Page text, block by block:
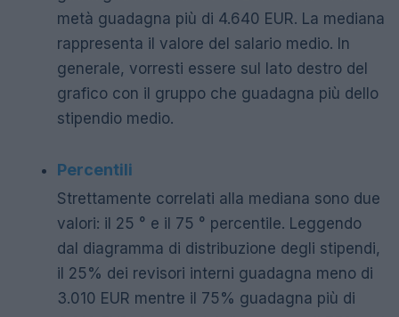
metà guadagna più di 4.640 EUR. La mediana
rappresenta il valore del salario medio. In
generale, vorresti essere sul lato destro del
grafico con il gruppo che guadagna più dello
stipendio medio.
Percentili
Strettamente correlati alla mediana sono due
valori: il 25 ° e il 75 ° percentile. Leggendo
dal diagramma di distribuzione degli stipendi,
il 25% dei revisori interni guadagna meno di
3.010 EUR mentre il 75% guadagna più di